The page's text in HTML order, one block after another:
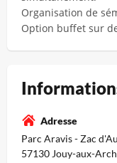
Organisation de
Option buffet sur
Adresse
Parc Aravis - Zac
57130 Jouy-aux-